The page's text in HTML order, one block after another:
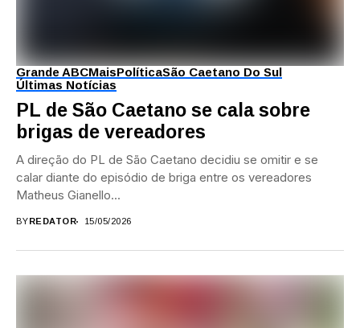
Grande ABCMaisPolíticaSão Caetano Do Sul
Últimas Notícias
PL de São Caetano se cala sobre
brigas de vereadores
A direção do PL de São Caetano decidiu se omitir e se
calar diante do episódio de briga entre os vereadores
Matheus Gianello...
BYREDATOR 15/05/2026